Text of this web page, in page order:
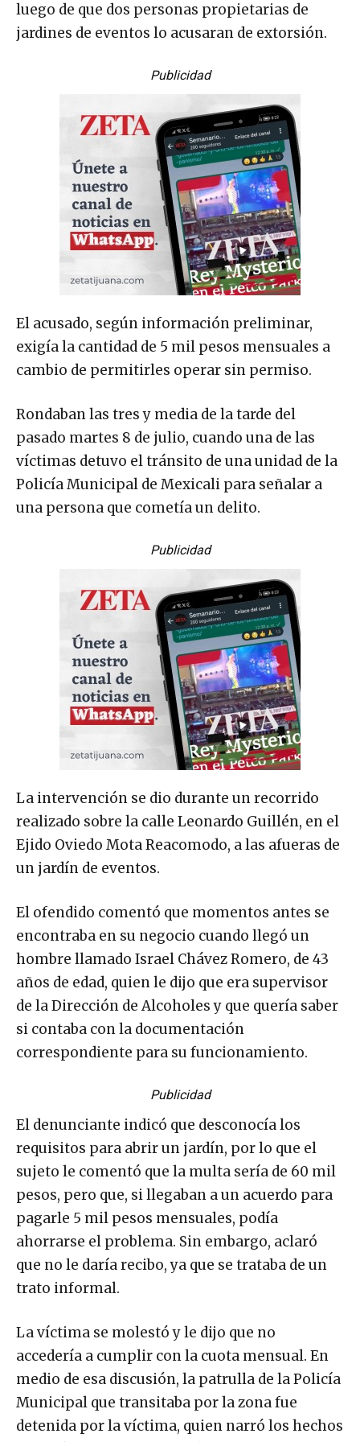
luego de que dos personas propietarias de
jardines de eventos lo acusaran de extorsión.
Publicidad
El acusado, según información preliminar,
exigía la cantidad de 5 mil pesos mensuales a
cambio de permitirles operar sin permiso.
Rondaban las tres y media de la tarde del
pasado martes 8 de julio, cuando una de las
víctimas detuvo el tránsito de una unidad de la
Policía Municipal de Mexicali para señalar a
una persona que cometía un delito.
Publicidad
La intervención se dio durante un recorrido
realizado sobre la calle Leonardo Guillén, en el
Ejido Oviedo Mota Reacomodo, a las afueras de
un jardín de eventos.
El ofendido comentó que momentos antes se
encontraba en su negocio cuando llegó un
hombre llamado Israel Chávez Romero, de 43
años de edad, quien le dijo que era supervisor
de la Dirección de Alcoholes y que quería saber
si contaba con la documentación
correspondiente para su funcionamiento.
Publicidad
El denunciante indicó que desconocía los
requisitos para abrir un jardín, por lo que el
sujeto le comentó que la multa sería de 60 mil
pesos, pero que, si llegaban a un acuerdo para
pagarle 5 mil pesos mensuales, podía
ahorrarse el problema. Sin embargo, aclaró
que no le daría recibo, ya que se trataba de un
trato informal.
La víctima se molestó y le dijo que no
accedería a cumplir con la cuota mensual. En
medio de esa discusión, la patrulla de la Policía
Municipal que transitaba por la zona fue
detenida por la víctima, quien narró los hechos